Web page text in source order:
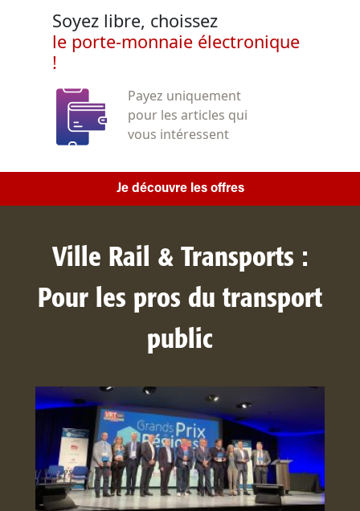
Soyez libre, choissez
le porte-monnaie électronique
!
Payez uniquement
pour les articles qui
vous intéressent
Je découvre les offres
Ville Rail & Transports :
Pour les pros du transport
public